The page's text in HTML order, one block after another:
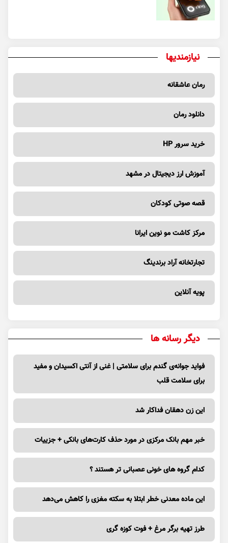
نیازمندیها
رمان عاشقانه
دانلود رمان
خرید سرور HP
آموزش ارز دیجیتال در مشهد
قصه صوتی کودکان
مرکز کاشت مو نوین ایرانا
تجارتخانه آراد برندینگ
پویه آنلاین
دیگر رسانه ها
فواید جوانه‌ی گندم برای سلامتی | غنی از آنتی اکسیدان و مفید
برای سلامت قلب
این زن دهقان فداکار شد
خبر مهم بانک مرکزی در مورد حذف کارت‌های بانکی + جزییات
کدام گروه های خونی عصبانی تر هستند ؟
این ماده معدنی خطر ابتلا به سکته مغزی را کاهش می‌دهد
طرز تهیه برگر مرغ + فوت کوزه گری